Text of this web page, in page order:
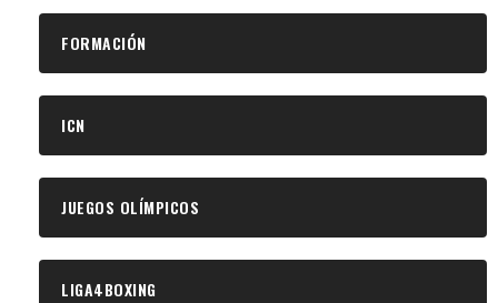
FORMACIÓN
ICN
JUEGOS OLÍMPICOS
LIGA4BOXING